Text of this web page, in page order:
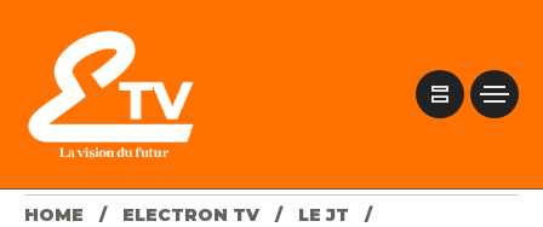
HOME ELECTRON TV
LE JT